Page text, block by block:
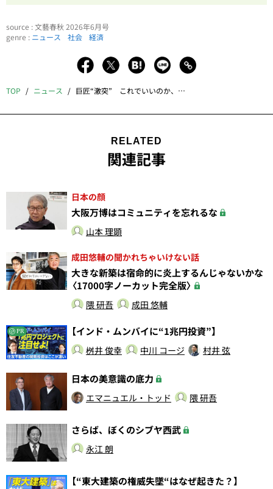
source : 文藝春秋 2026年6月号
genre : ニュース 社会 経済
TOP ニュース 巨匠“激突” これでいいのか、日本の都市開発
RELATED
関連記事
日本の顔
大阪万博はコミュニティを忘れるな
山本 理顕
成田悠輔の聞かれちゃいけない話
大きな新築は宿命的に炎上するんじゃないかな
〈17000字ノーカット完全版〉
隈 研吾 成田 悠輔
PR 【インド・ムンバイに“1兆円投資”】
桝井 俊幸 中川 コージ 村井 弦
日本の美意識の底力
エマニュエル・トッド 隈 研吾
さらば、ぼくのシブヤ西武
永江 朗
【“東大建築の権威失墜“はなぜ起きた？】